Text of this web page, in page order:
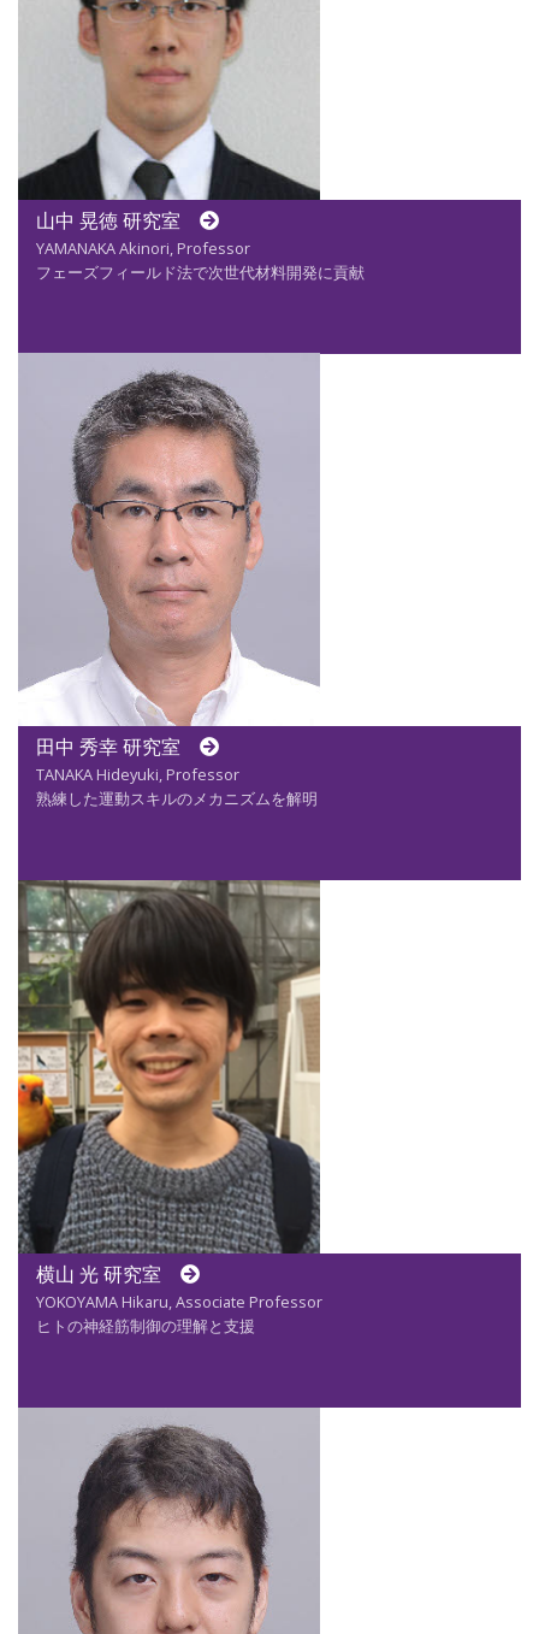
山中 晃徳 研究室
YAMANAKA Akinori, Professor
フェーズフィールド法で次世代材料開発に貢献
田中 秀幸 研究室
TANAKA Hideyuki, Professor
熟練した運動スキルのメカニズムを解明
横山 光 研究室
YOKOYAMA Hikaru, Associate Professor
ヒトの神経筋制御の理解と支援